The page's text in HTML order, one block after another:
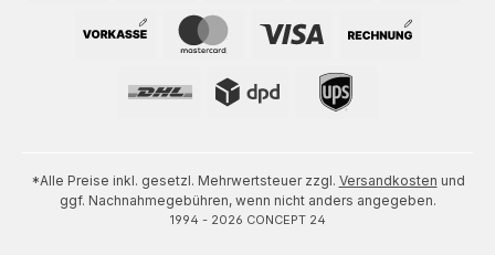
*Alle Preise inkl. gesetzl. Mehrwertsteuer zzgl. Versandkosten und
ggf. Nachnahmegebühren, wenn nicht anders angegeben.
1994 - 2026 CONCEPT 24